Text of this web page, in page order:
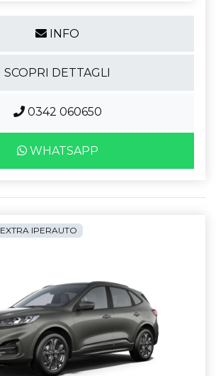
INFO
SCOPRI DETTAGLI
0342 060650
WHATSAPP
EXTRA IPERAUTO